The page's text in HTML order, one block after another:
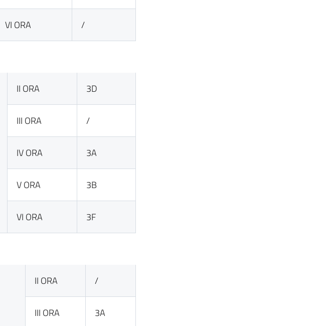
VI ORA /
II ORA 3D
III ORA /
IV ORA 3A
V ORA 3B
VI ORA 3F
II ORA /
III ORA 3A